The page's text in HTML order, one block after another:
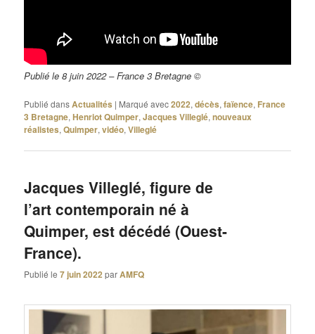
Publié le 8 juin 2022 – France 3 Bretagne ©
Publié dansActualités | Marqué avec2022,décès,faïence, France
3 Bretagne,Henriot Quimper,Jacques Villeglé,nouveaux
réalistes,Quimper,vidéo,Villeglé
Jacques Villeglé, figure de
l’art contemporain né à
Quimper, est décédé (Ouest-
France).
Publié le7 juin 2022 parAMFQ